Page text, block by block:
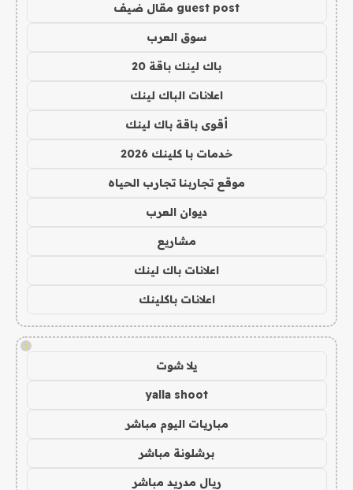
guest post مقال ضيف
سوق العرب
باك لينك باقة 20
اعلانات الباك لينك
أقوى باقة باك لينك
خدمات با كلينك 2026
موقع تجاربنا تجارب الحياه
ديوان العرب
مشاريع
اعلانات باك لينك
اعلانات باكلينك
!
يلا شوت
yalla shoot
مباريات اليوم مباشر
برشلونة مباشر
ريال مدريد مباشر